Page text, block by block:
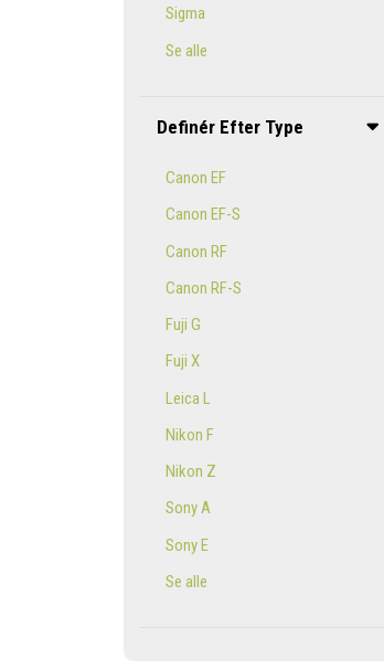
Sigma
Se alle
Definér Efter Type
Canon EF
Canon EF-S
Canon RF
Canon RF-S
Fuji G
Fuji X
Leica L
Nikon F
Nikon Z
Sony A
Sony E
Se alle